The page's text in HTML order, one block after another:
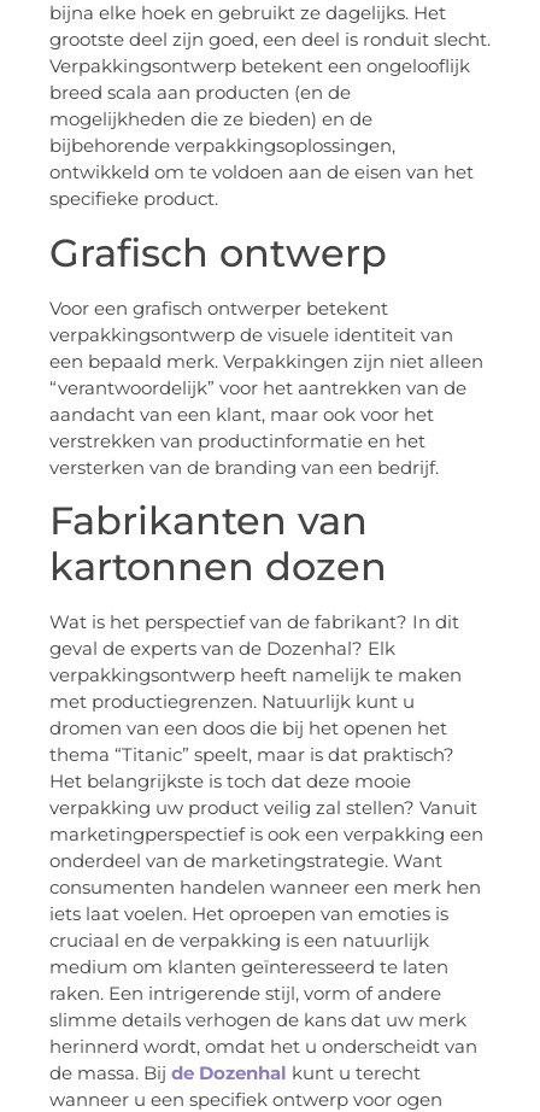
bijna elke hoek en gebruikt ze dagelijks. Het
grootste deel zijn goed, een deel is ronduit slecht.
Verpakkingsontwerp betekent een ongelooflijk
breed scala aan producten (en de
mogelijkheden die ze bieden) en de
bijbehorende verpakkingsoplossingen,
ontwikkeld om te voldoen aan de eisen van het
specifieke product.
Grafisch ontwerp
Voor een grafisch ontwerper betekent
verpakkingsontwerp de visuele identiteit van
een bepaald merk. Verpakkingen zijn niet alleen
“verantwoordelijk” voor het aantrekken van de
aandacht van een klant, maar ook voor het
verstrekken van productinformatie en het
versterken van de branding van een bedrijf.
Fabrikanten van
kartonnen dozen
Wat is het perspectief van de fabrikant? In dit
geval de experts van de Dozenhal? Elk
verpakkingsontwerp heeft namelijk te maken
met productiegrenzen. Natuurlijk kunt u
dromen van een doos die bij het openen het
thema “Titanic” speelt, maar is dat praktisch?
Het belangrijkste is toch dat deze mooie
verpakking uw product veilig zal stellen? Vanuit
marketingperspectief is ook een verpakking een
onderdeel van de marketingstrategie. Want
consumenten handelen wanneer een merk hen
iets laat voelen. Het oproepen van emoties is
cruciaal en de verpakking is een natuurlijk
medium om klanten geïnteresseerd te laten
raken. Een intrigerende stijl, vorm of andere
slimme details verhogen de kans dat uw merk
herinnerd wordt, omdat het u onderscheidt van
de massa. Bij de Dozenhal kunt u terecht
wanneer u een specifiek ontwerp voor ogen